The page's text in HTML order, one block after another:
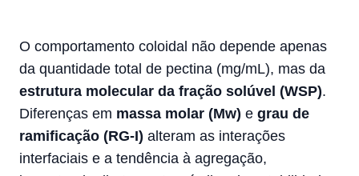
O comportamento coloidal não depende apenas
da quantidade total de pectina (mg/mL), mas da
estrutura molecular da fração solúvel (WSP).
Diferenças em massa molar (Mw) e grau de
ramificação (RG-I) alteram as interações
interfaciais e a tendência à agregação,